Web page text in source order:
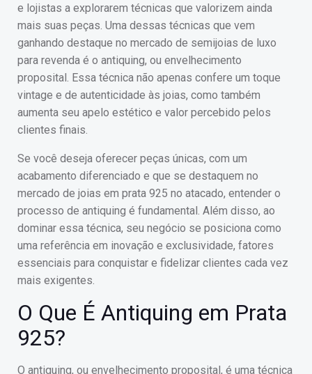
e lojistas a explorarem técnicas que valorizem ainda
mais suas peças. Uma dessas técnicas que vem
ganhando destaque no mercado de semijoias de luxo
para revenda é o antiquing, ou envelhecimento
proposital. Essa técnica não apenas confere um toque
vintage e de autenticidade às joias, como também
aumenta seu apelo estético e valor percebido pelos
clientes finais.
Se você deseja oferecer peças únicas, com um
acabamento diferenciado e que se destaquem no
mercado de joias em prata 925 no atacado, entender o
processo de antiquing é fundamental. Além disso, ao
dominar essa técnica, seu negócio se posiciona como
uma referência em inovação e exclusividade, fatores
essenciais para conquistar e fidelizar clientes cada vez
mais exigentes.
O Que É Antiquing em Prata
925?
O antiquing, ou envelhecimento proposital, é uma técnica